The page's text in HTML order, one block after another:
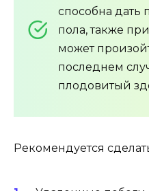
способна дать
пола, также
может
последнем
плодовитый
Рекомендуется